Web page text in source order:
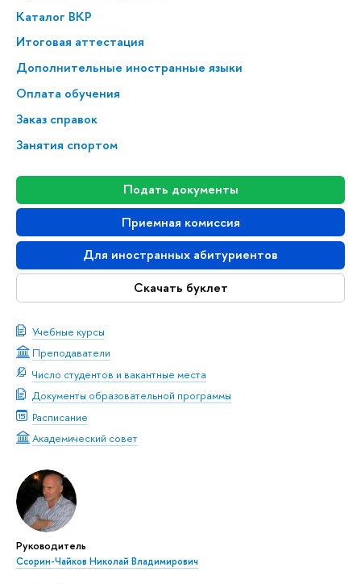
Каталог ВКР
Итоговая аттестация
Дополнительные иностранные языки
Оплата обучения
Заказ справок
Занятия спортом
Подать документы
Приемная комиссия
Для иностранных абитуриентов
Скачать буклет
Учебные курсы
Преподаватели
Число студентов и вакантные места
Документы образовательной программы
Расписание
Академический совет
Руководитель
Ссорин-Чайков Николай Владимирович